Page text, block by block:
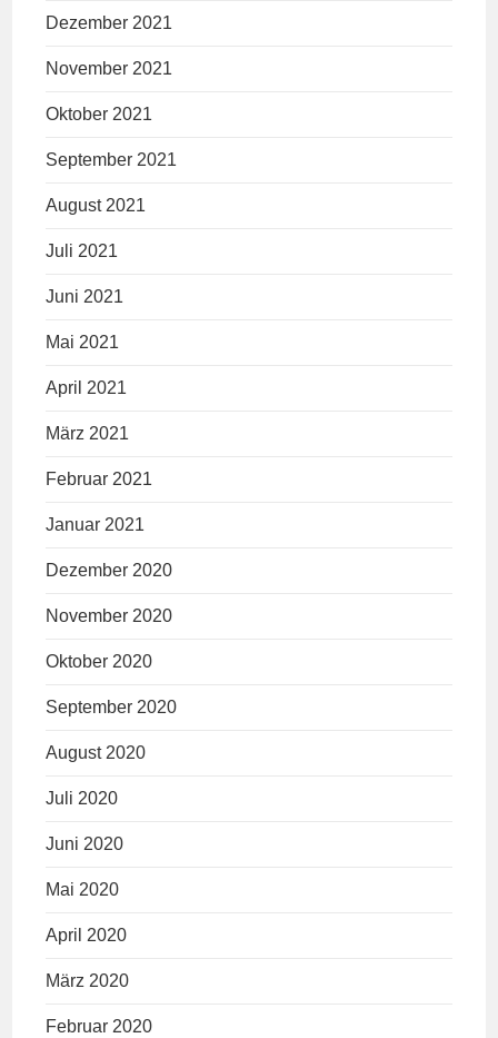
Dezember 2021
November 2021
Oktober 2021
September 2021
August 2021
Juli 2021
Juni 2021
Mai 2021
April 2021
März 2021
Februar 2021
Januar 2021
Dezember 2020
November 2020
Oktober 2020
September 2020
August 2020
Juli 2020
Juni 2020
Mai 2020
April 2020
März 2020
Februar 2020